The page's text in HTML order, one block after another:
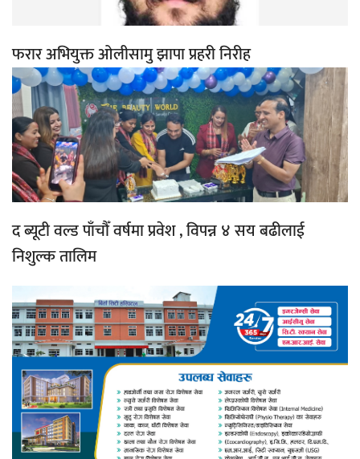
फरार अभियुक्त ओलीसामु झापा प्रहरी निरीह
द ब्यूटी वल्ड पाँचौँ वर्षमा प्रवेश , विपन्न ४ सय बढीलाई
निशुल्क तालिम